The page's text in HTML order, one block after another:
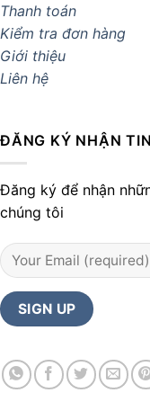
Thanh toán
Kiểm tra đơn hàng
Giới thiệu
Liên hệ
ĐĂNG KÝ NHẬN TIN
Đăng ký để nhận
chúng tôi